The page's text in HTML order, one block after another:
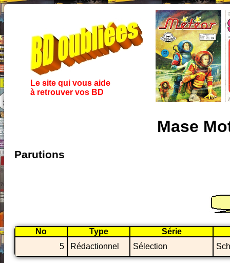
Le site qui vous aide
à retrouver vos BD
Mase
Parutions
No Type
Série
5
Rédactionnel Sélection